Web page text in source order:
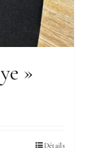
»
Détails